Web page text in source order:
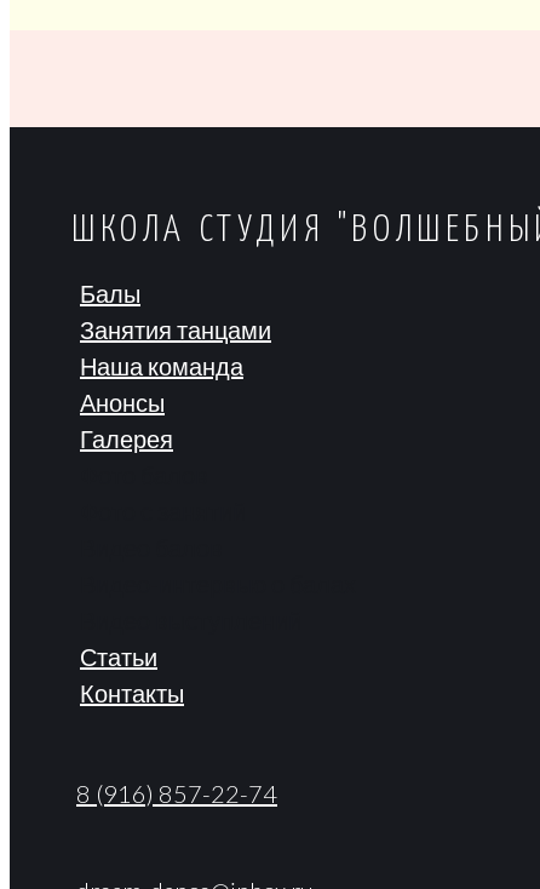
ШКОЛА СТУДИЯ
Балы
Занятия танцами
Наша команда
Анонсы
Галерея
Статьи
Контакты
8 (916) 857-22-74